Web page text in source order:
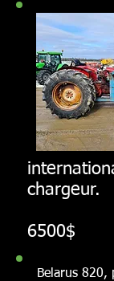
chargeur.
6500$
Belarus 820,